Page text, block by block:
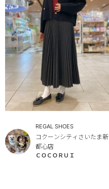
REGAL SHOES
コクーンシティさいたま新
都心店
ＣＯＣＯＲＵＩ